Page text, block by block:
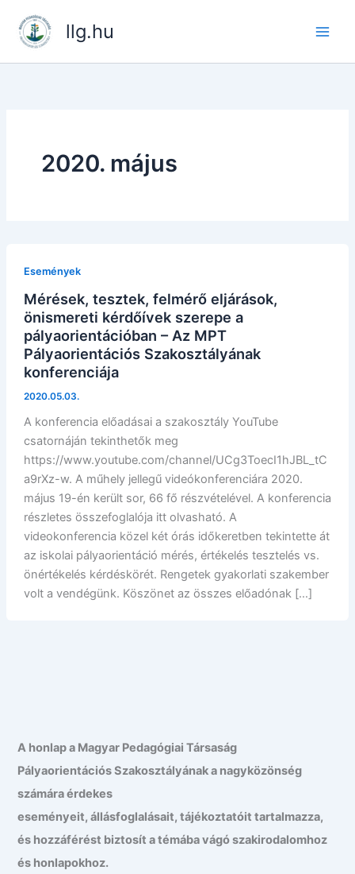
content
llg.hu
2020. május
Események
Mérések, tesztek, felmérő eljárások,
önismereti kérdőívek szerepe a
pályaorientációban – Az MPT
Pályaorientációs Szakosztályának
konferenciája
2020.05.03.
A konferencia előadásai a szakosztály YouTube
csatornáján tekinthetők meg
https://www.youtube.com/channel/UCg3ToecI1hJBL_tC
a9rXz-w. A műhely jellegű videókonferenciára 2020.
május 19-én került sor, 66 fő részvételével. A konferencia
részletes összefoglalója itt olvasható. A
videokonferencia közel két órás időkeretben tekintette át
az iskolai pályaorientáció mérés, értékelés tesztelés vs.
önértékelés kérdéskörét. Rengetek gyakorlati szakember
volt a vendégünk. Köszönet az összes előadónak […]
A honlap a Magyar Pedagógiai Társaság
Pályaorientációs Szakosztályának a nagyközönség
számára érdekes
eseményeit, állásfoglalásait, tájékoztatóit tartalmazza,
és hozzáférést biztosít a témába vágó szakirodalomhoz
és honlapokhoz.